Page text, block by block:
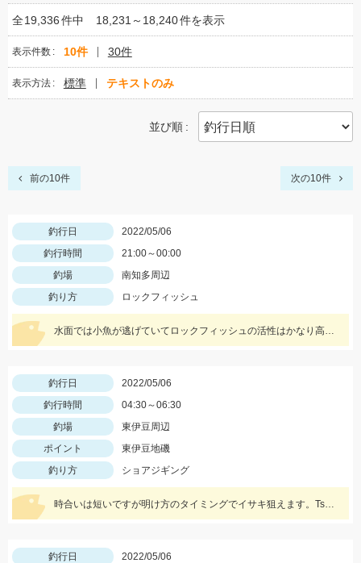
全19,336件中 18,231～18,240件を表示
表示件数 10件 30件
表示方法 標準 テキストのみ
並び順
前の10件 次の10件
釣行日
2022/05/06
釣行時間
21:00～00:00
釣場
南知多周辺
釣り方
ロックフィッシュ
水面では小魚が逃げていてロックフィッシュの活性はかなり高いです！
釣行日
2022/05/06
釣行時間
04:30～06:30
釣場
東伊豆周辺
ポイント
東伊豆地磯
釣り方
ショアジギング
時合いは短いですが明け方のタイミングでイサキ狙えます。Tsulinoメタルランナーリブート30ｇを使用。
釣行日
2022/05/06